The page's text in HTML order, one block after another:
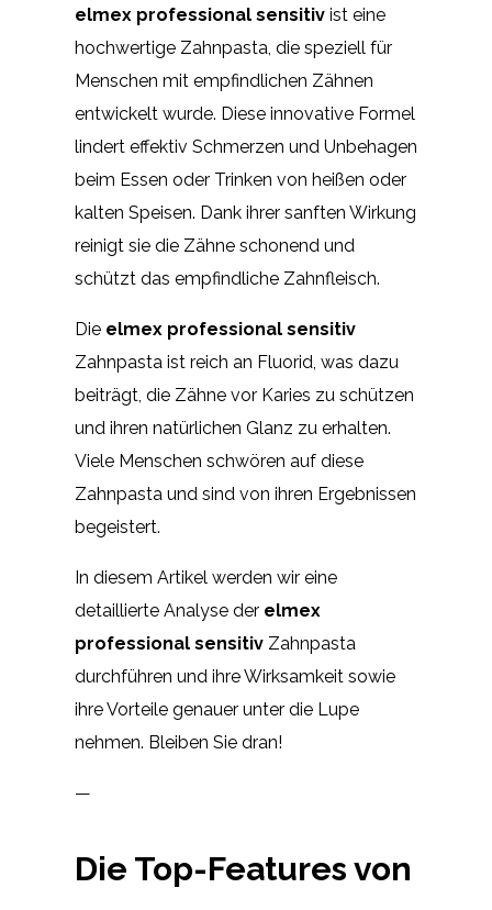
elmex professional sensitiv ist eine
hochwertige Zahnpasta, die speziell für
Menschen mit empfindlichen Zähnen
entwickelt wurde. Diese innovative Formel
lindert effektiv Schmerzen und Unbehagen
beim Essen oder Trinken von heißen oder
kalten Speisen. Dank ihrer sanften Wirkung
reinigt sie die Zähne schonend und
schützt das empfindliche Zahnfleisch.
Die elmex professional sensitiv
Zahnpasta ist reich an Fluorid, was dazu
beiträgt, die Zähne vor Karies zu schützen
und ihren natürlichen Glanz zu erhalten.
Viele Menschen schwören auf diese
Zahnpasta und sind von ihren Ergebnissen
begeistert.
In diesem Artikel werden wir eine
detaillierte Analyse der elmex
professional sensitiv Zahnpasta
durchführen und ihre Wirksamkeit sowie
ihre Vorteile genauer unter die Lupe
nehmen. Bleiben Sie dran!
—
Die Top-Features von